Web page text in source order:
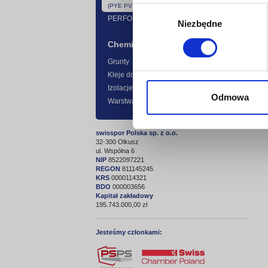
Wybór
Niezbędne
Odmowa
(PYE PV250 S40)
PERFOR
Chemia budowlana
Grunty
Kleje do termoizolacji
Izolacje przeciwwilgociowe
Warstwa ochronno - dekoracyjna
swisspor Polska sp. z o.o.
32-300 Olkusz
ul. Wspólna 6
NIP 8522097221
REGON 811145245
KRS 0000114321
BDO 000003656
Kapitał zakładowy
195.743.000,00 zł
Jesteśmy członkami: